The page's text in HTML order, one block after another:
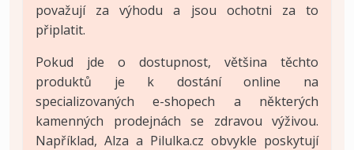
považují za výhodu a jsou ochotni za to
připlatit.
Pokud jde o dostupnost, většina těchto
produktů je k dostání online na
specializovaných e-shopech a některých
kamenných prodejnách se zdravou výživou.
Například, Alza a Pilulka.cz obvykle poskytují